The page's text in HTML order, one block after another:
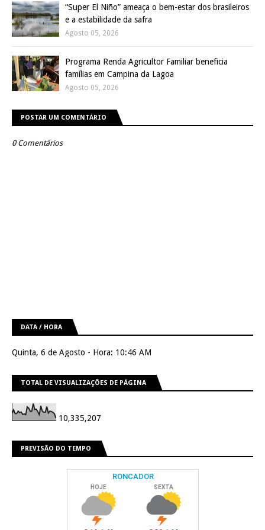
“Super El Niño” ameaça o bem-estar dos brasileiros
e a estabilidade da safra
Agosto 05, 2026
Programa Renda Agricultor Familiar beneficia
famílias em Campina da Lagoa
Agosto 05, 2026
POSTAR UM COMENTÁRIO
0 Comentários
DATA / HORA
Quinta, 6 de Agosto - Hora: 10:46 AM
TOTAL DE VISUALIZAÇÕES DE PÁGINA
10,335,207
PREVISÃO DO TEMPO